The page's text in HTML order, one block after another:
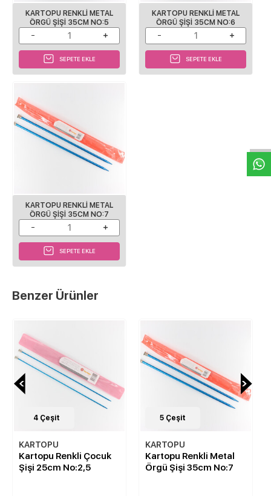
KARTOPU RENKLI METAL
ÖRGÜ ŞIŞI 35CM NO:5
SEPETE EKLE
KARTOPU RENKLI METAL
ÖRGÜ ŞIŞI 35CM NO:6
SEPETE EKLE
KARTOPU RENKLI METAL
ÖRGÜ ŞIŞI 35CM NO:7
SEPETE EKLE
Benzer Ürünler
5Çeşit
KARTOPU
Kartopu Renkli Metal
Örgü Şişi 35cm No:7
6Çeşit
KARTOPU
Kartopu Klasik
Alüminyum Örgü Şişi